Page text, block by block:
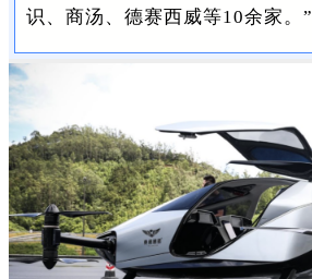
识、商汤、德赛西威等10余家。”